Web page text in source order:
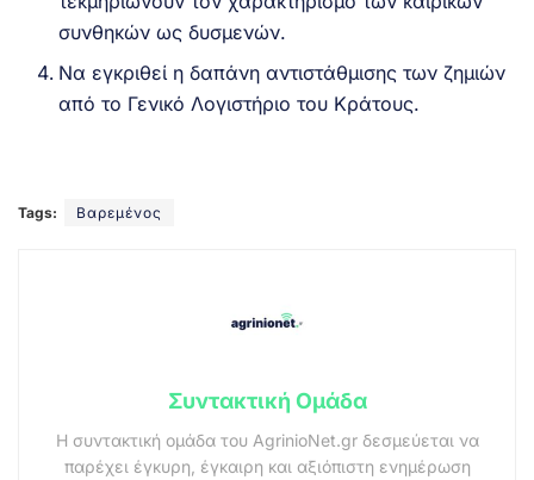
συνθηκών ως δυσμενών.
Να εγκριθεί η δαπάνη αντιστάθμισης των ζημιών
από το Γενικό Λογιστήριο του Κράτους.
Tags: Βαρεμένος
Συντακτική Ομάδα
Η συντακτική ομάδα του AgrinioNet.gr δεσμεύεται να
παρέχει έγκυρη, έγκαιρη και αξιόπιστη ενημέρωση